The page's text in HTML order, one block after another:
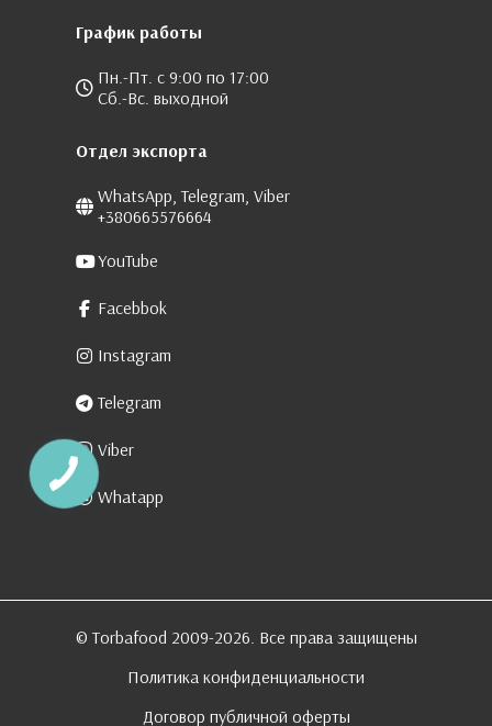
График работы
Пн.-Пт. с 9:00 по 17:00
Сб.-Вс. выходной
Отдел экспорта
WhatsApp, Telegram, Viber
+380665576664
YouTube
Facebbok
Instagram
Telegram
Viber
Whatapp
© Torbafood 2009-2026. Все права защищены
Политика конфиденциальности
Договор публичной оферты